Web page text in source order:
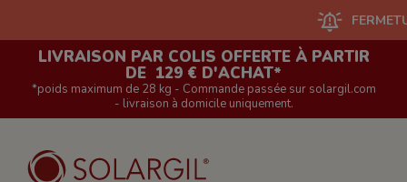
FERMETURE
LIVRAISON PAR COLIS OFFERTE À PARTIR
DE 129 € D'ACHAT*
*poids maximum de 28 kg - Commande passée sur solargil.com
- livraison à domicile uniquement.